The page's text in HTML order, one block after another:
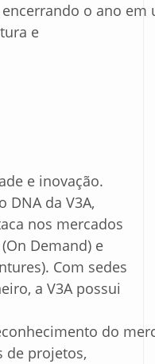
o ano em
e
e inovação.
DNA da V3A,
nos mercados
Demand) e
Com sedes
a V3A possui
do
de projetos,